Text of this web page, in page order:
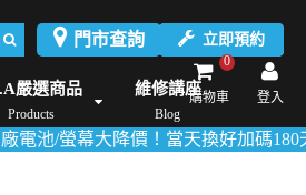
門市查詢 立即預約
登入
0
購物車
嚴選商品
Products
維修講座
Blog
/價格 iMac維修/價格 Xbox維修/價格 伊萊
大降價！當天換好加碼180天保固！